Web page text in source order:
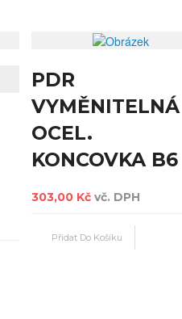
PDR
VYMĚNITELNÁ
OCEL.
KONCOVKA B6
303,00 Kč vč. DPH